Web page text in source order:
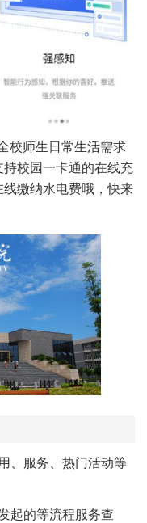
校师生日常生活需求
校园一卡通的在线充
缴纳水电费哦，快来
、服务、热门活动等
起的等流程服务查